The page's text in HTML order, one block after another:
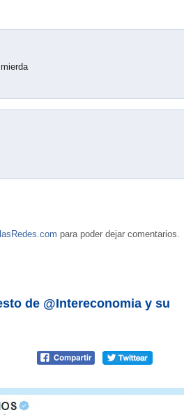
para poder dejar comentarios.
de @Intereconomia y su